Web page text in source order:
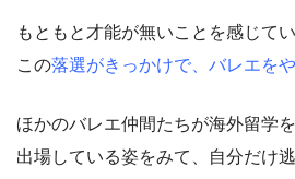
もともと才能が無いことを感じて
この落選がきっかけで、バレエを
ほかのバレエ仲間たちが海外留学
出場している姿をみて、自分だけ